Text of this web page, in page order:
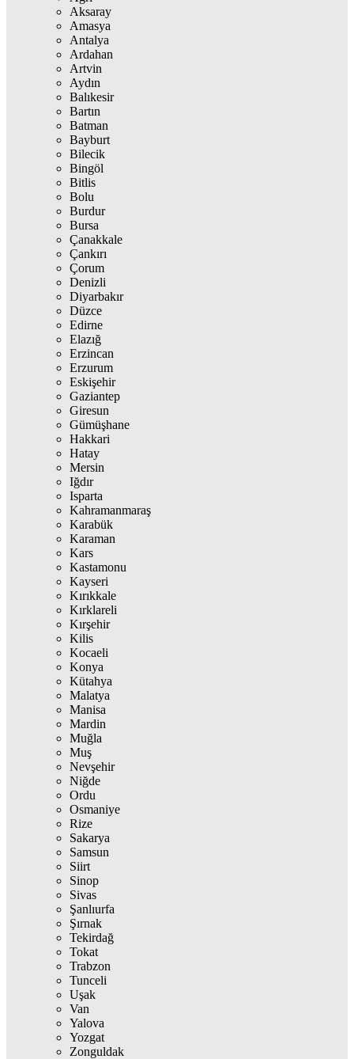
Aksaray
Amasya
Antalya
Ardahan
Artvin
Aydın
Balıkesir
Bartın
Batman
Bayburt
Bilecik
Bingöl
Bitlis
Bolu
Burdur
Bursa
Çanakkale
Çankırı
Çorum
Denizli
Diyarbakır
Düzce
Edirne
Elazığ
Erzincan
Erzurum
Eskişehir
Gaziantep
Giresun
Gümüşhane
Hakkari
Hatay
Mersin
Iğdır
Isparta
Kahramanmaraş
Karabük
Karaman
Kars
Kastamonu
Kayseri
Kırıkkale
Kırklareli
Kırşehir
Kilis
Kocaeli
Konya
Kütahya
Malatya
Manisa
Mardin
Muğla
Muş
Nevşehir
Niğde
Ordu
Osmaniye
Rize
Sakarya
Samsun
Siirt
Sinop
Sivas
Şanlıurfa
Şırnak
Tekirdağ
Tokat
Trabzon
Tunceli
Uşak
Van
Yalova
Yozgat
Zonguldak